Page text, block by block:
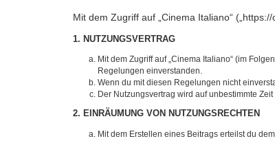
Mit dem Zugriff auf „Cinema Italiano“
1. NUTZUNGSVERTRAG
Mit dem Zugriff auf „Cinema Italiano“ (im
Regelungen einverstanden.
Wenn du mit diesen Regelungen nicht
Der Nutzungsvertrag wird auf unbestimmte
2. EINRÄUMUNG VON NUTZUNGSRECHTEN
Mit dem Erstellen eines Beitrags erteilst du